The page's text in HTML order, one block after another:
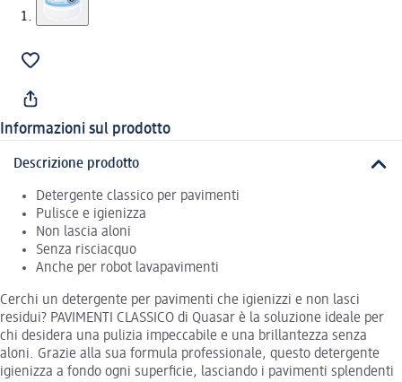
Informazioni sul prodotto
Descrizione prodotto
Detergente classico per pavimenti
Pulisce e igienizza
Non lascia aloni
Senza risciacquo
Anche per robot lavapavimenti
Cerchi un detergente per pavimenti che igienizzi e non lasci
residui? PAVIMENTI CLASSICO di Quasar è la soluzione ideale per
chi desidera una pulizia impeccabile e una brillantezza senza
aloni. Grazie alla sua formula professionale, questo detergente
igienizza a fondo ogni superficie, lasciando i pavimenti splendenti